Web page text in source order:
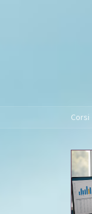
Corsi